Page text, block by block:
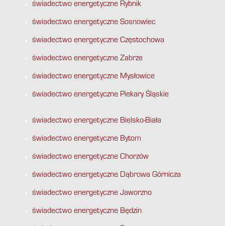
świadectwo energetyczne Rybnik
świadectwo energetyczne Sosnowiec
świadectwo energetyczne Częstochowa
świadectwo energetyczne Zabrze
świadectwo energetyczne Mysłowice
świadectwo energetyczne Piekary Śląskie
świadectwo energetyczne Bielsko-Biała
świadectwo energetyczne Bytom
świadectwo energetyczne Chorzów
świadectwo energetyczne Dąbrowa Górnicza
świadectwo energetyczne Jaworzno
świadectwo energetyczne Będzin